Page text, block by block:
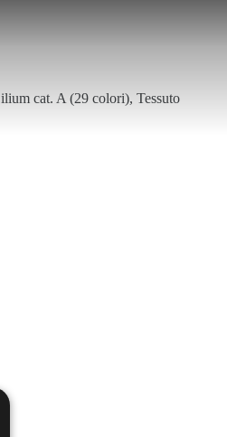
cat. A (29 colori), Tessuto